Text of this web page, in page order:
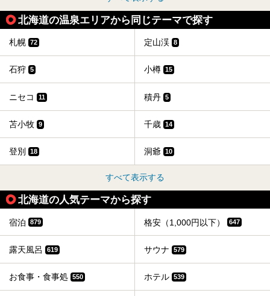
北海道の温泉エリアから同じテーマで探す
札幌 72 定山渓 8
石狩 5 小樽 15
ニセコ 11 積丹 5
苫小牧 9 千歳 14
登別 18 洞爺 10
すべて表示する
北海道の人気テーマから探す
宿泊 879 格安（1,000円以下） 647
露天風呂 619 サウナ 579
お食事・食事処 550 ホテル 539